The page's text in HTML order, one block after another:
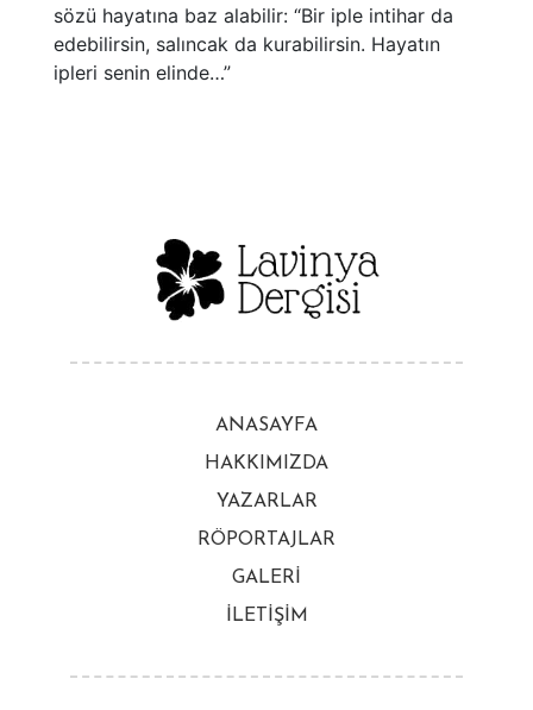
sözü hayatına baz alabilir: “Bir iple intihar da
edebilirsin, salıncak da kurabilirsin. Hayatın
ipleri senin elinde…”
ANASAYFA
HAKKIMIZDA
YAZARLAR
RÖPORTAJLAR
GALERİ
İLETİŞİM